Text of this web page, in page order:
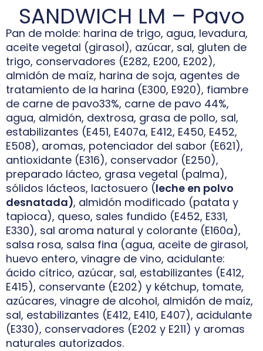
SANDWICH LM – Pavo
Pan de molde: harina de trigo, agua, levadura,
aceite vegetal (girasol), azúcar, sal, gluten de
trigo, conservadores (E282, E200, E202),
almidón de maíz, harina de soja, agentes de
tratamiento de la harina (E300, E920), fiambre
de carne de pavo33%, carne de pavo 44%,
agua, almidón, dextrosa, grasa de pollo, sal,
estabilizantes (E451, E407a, E412, E450, E452,
E508), aromas, potenciador del sabor (E621),
antioxidante (E316), conservador (E250),
preparado lácteo, grasa vegetal (palma),
sólidos lácteos, lactosuero (leche en polvo
desnatada), almidón modificado (patata y
tapioca), queso, sales fundido (E452, E331,
E330), sal aroma natural y colorante (E160a),
salsa rosa, salsa fina (agua, aceite de girasol,
huevo entero, vinagre de vino, acidulante:
ácido cítrico, azúcar, sal, estabilizantes (E412,
E415), conservante (E202) y kétchup, tomate,
azúcares, vinagre de alcohol, almidón de maíz,
sal, estabilizantes (E412, E410, E407), acidulante
(E330), conservadores (E202 y E211) y aromas
naturales autorizados.